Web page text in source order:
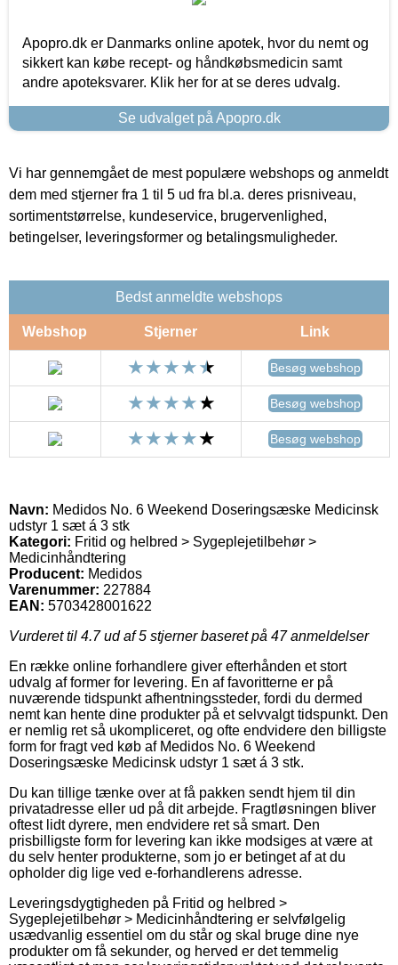
Apopro.dk er Danmarks online apotek, hvor du nemt og
sikkert kan købe recept- og håndkøbsmedicin samt
andre apoteksvarer. Klik her for at se deres udvalg.
Se udvalget på Apopro.dk
Vi har gennemgået de mest populære webshops og anmeldt
dem med stjerner fra 1 til 5 ud fra bl.a. deres prisniveau,
sortimentstørrelse, kundeservice, brugervenlighed,
betingelser, leveringsformer og betalingsmuligheder.
Bedst anmeldte webshops
Webshop Stjerner Link
Besøg webshop
Besøg webshop
Besøg webshop
Navn: Medidos No. 6 Weekend Doseringsæske Medicinsk
udstyr 1 sæt á 3 stk
Kategori: Fritid og helbred > Sygeplejetilbehør >
Medicinhåndtering
Producent: Medidos
Varenummer: 227884
EAN: 5703428001622
Vurderet til 4.7ud af 5 stjerner baseret på 47anmeldelser
En række online forhandlere giver efterhånden et stort
udvalg af former for levering. En af favoritterne er på
nuværende tidspunkt afhentningssteder, fordi du dermed
nemt kan hente dine produkter på et selvvalgt tidspunkt. Den
er nemlig ret så ukompliceret, og ofte endvidere den billigste
form for fragt ved køb af Medidos No. 6 Weekend
Doseringsæske Medicinsk udstyr 1 sæt á 3 stk.
Du kan tillige tænke over at få pakken sendt hjem til din
privatadresse eller ud på dit arbejde. Fragtløsningen bliver
oftest lidt dyrere, men endvidere ret så smart. Den
prisbilligste form for levering kan ikke modsiges at være at
du selv henter produkterne, som jo er betinget af at du
opholder dig lige ved e-forhandlerens adresse.
Leveringsdygtigheden på Fritid og helbred >
Sygeplejetilbehør > Medicinhåndtering er selvfølgelig
usædvanlig essentiel om du står og skal bruge dine nye
produkter om få sekunder, og herved er det temmelig